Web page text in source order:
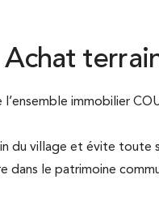
Achat
immobilier
du village et évite toute
le patrimoine